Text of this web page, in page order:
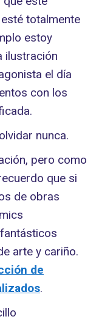
totalmente
estoy
ilustración
el día
con los
nunca.
pero como
que si
de obras
arte y cariño.
de
.